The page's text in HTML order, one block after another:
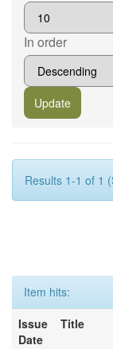
In order
Results 1-1 of 1
Item hits:
Issue
Date
Title